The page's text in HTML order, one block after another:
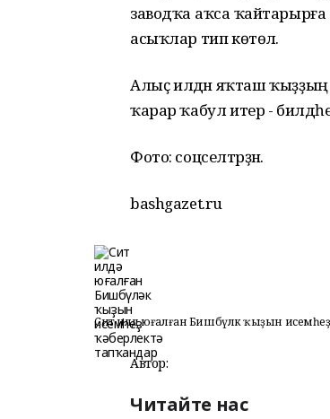
заводҡа аҡса ҡайтарырға
асыҡлар тип көтөлә.
Алыҫ илдән яҡташ ҡыҙҙың
ҡарар ҡабул итер -
Фото: соцселтәрҙән.
bashgazet.ru
Сит илдә юғалған Бишбүләк ҡыҙын исемһеҙ
Автор:
Читайте нас